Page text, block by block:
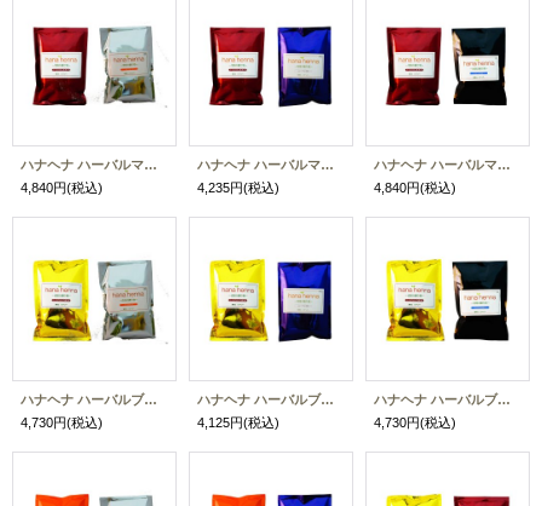
ハナヘナ ハーバルマホガニー＆ミックスハーブ（各100g）送料お得セット【ネコポス】【2セットまで同時購入可】
4,840円(税込)
ハナヘナ ハーバルマホガニー＆ニュートラル（各100g）送料お得セット【ネコポス】【2セットまで同時購入可】
4,235円(税込)
ハナヘナ ハーバルマホガニー＆インディゴ（各100g）送料お得セット【ネコポス】【2セットまで同時購入可】
4,840円(税込)
ハナヘナ ハーバルブラウン＆ミックスハーブ（各100g）送料お得セット【ネコポス】【2セットまで同時購入可】
4,730円(税込)
ハナヘナ ハーバルブラウン＆ニュートラル（各100g）送料お得セット【ネコポス】【2セットまで同時購入可】
4,125円(税込)
ハナヘナ ハーバルブラウン＆インディゴ（各100g）送料お得セット【ネコポス】【2セットまで同時購入可】
4,730円(税込)